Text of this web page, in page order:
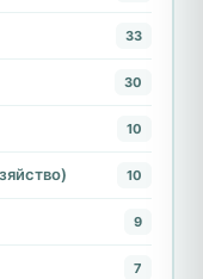
33
30
10
10
9
7